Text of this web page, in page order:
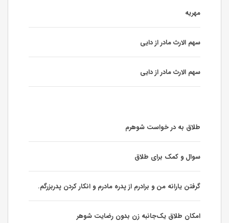
مهریه
سهم الارث مادر از دایی
سهم الارث مادر از دایی
طلاق به در خواست شوهرم
سوال و کمک برای طلاق
گرفتن یارانه من و برادرم از پدره مادرم و انکار کردن پدربزرگم.
امکان طلاق یک‌جانبه زن بدون رضایت شوهر